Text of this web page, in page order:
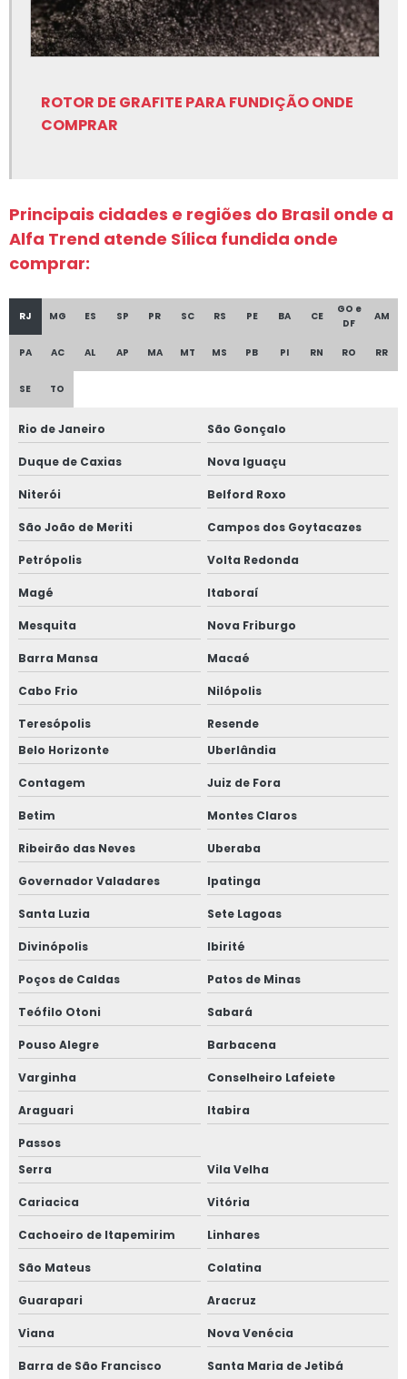
Peças em grafite para fundição
Rotor de grafite para fundição
Rotor de grafite para fundição onde comprar
Sílica fundida
Silicato de cálcio para fundição
Tinta para fundição onde comprar
Equipamentos para fundição
Filtro cerâmico para alumínio
Fornecedor de grafite
Insumos para fundir alumínio
Insumos para fundição de alumínio
Nitreto de boro
Nitreto de boro em pó
Rotor grafite
Silicato de cálcio comprar
Tinta para fundição
Tinta refratária para fundição
Material refratário para fundição
ROTOR DE GRAFITE PARA FUNDIÇÃO ONDE
COMPRAR
Principais cidades e regiões do Brasil onde a
Alfa Trend atende Sílica fundida onde
comprar:
RJ MG ES SP PR SC RS PE BA CE
GO e
DF
AM
PA AC AL AP MA MT MS PB PI RN RO RR
SE TO
Rio de Janeiro São Gonçalo
Duque de Caxias Nova Iguaçu
Niterói Belford Roxo
São João de Meriti Campos dos Goytacazes
Petrópolis Volta Redonda
Magé Itaboraí
Mesquita Nova Friburgo
Barra Mansa Macaé
Cabo Frio Nilópolis
Teresópolis
Resende
Belo Horizonte
Uberlândia
Contagem Juiz de Fora
Betim Montes Claros
Ribeirão das Neves Uberaba
Governador Valadares Ipatinga
Santa Luzia Sete Lagoas
Divinópolis Ibirité
Poços de Caldas Patos de Minas
Teófilo Otoni Sabará
Pouso Alegre Barbacena
Varginha Conselheiro Lafeiete
Araguari Itabira
Passos
Serra
Vila Velha
Cariacica Vitória
Cachoeiro de Itapemirim Linhares
São Mateus Colatina
Guarapari Aracruz
Viana Nova Venécia
Barra de São Francisco Santa Maria de Jetibá